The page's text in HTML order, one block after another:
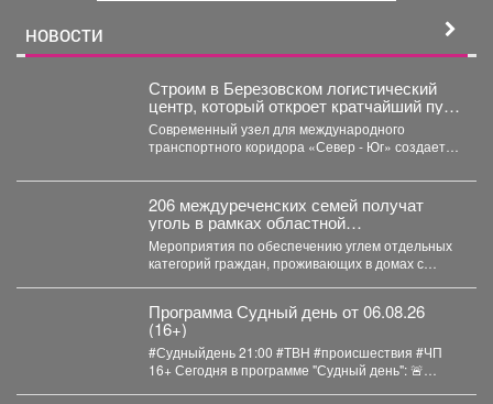
НОВОСТИ
Строим в Березовском логистический
центр, который откроет кратчайший путь
к рынкам Ирана и Индии.
Современный узел для международного
транспортного коридора «Север - Юг» создает
206 междуреченских семей получат
уголь в рамках областной
благотворительной акции.
Мероприятия по обеспечению углем отдельных
категорий граждан, проживающих в домах с
Программа Судный день от 06.08.26
(16+)
#Судныйдень 21:00 #ТВН #происшествия #ЧП
16+ Сегодня в программе "Судный день": 🚨